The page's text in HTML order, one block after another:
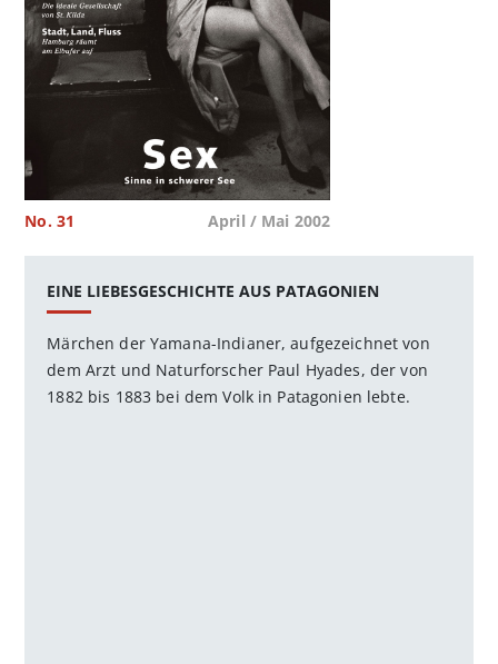
No. 31 April / Mai 2002
EINE LIEBESGESCHICHTE AUS PATAGONIEN
Märchen der Yamana-Indianer, aufgezeichnet von
dem Arzt und Naturforscher Paul Hyades, der von
1882 bis 1883 bei dem Volk in Patagonien lebte.